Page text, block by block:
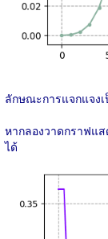
ลักษณะการแจกแจง
หากลองวาดกราฟแ
ได้